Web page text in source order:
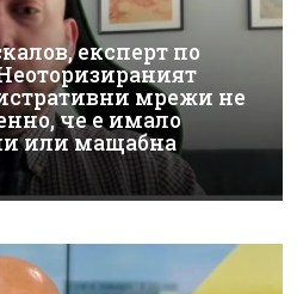
експерт по
мрежи не
че е имало
или мащабна